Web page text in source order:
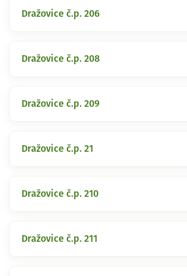
Dražovice č.p. 206
Dražovice č.p. 208
Dražovice č.p. 209
Dražovice č.p. 21
Dražovice č.p. 210
Dražovice č.p. 211